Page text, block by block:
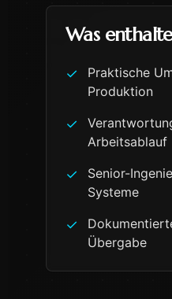
Was
✓
Praktische
Produktion
✓
Arbeitsablauf
✓
Senior-
Systeme
✓
Übergabe